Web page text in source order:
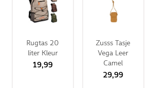
Rugtas 20
liter Kleur
19,99
Zusss Tasje
Vega Leer
Camel
29,99